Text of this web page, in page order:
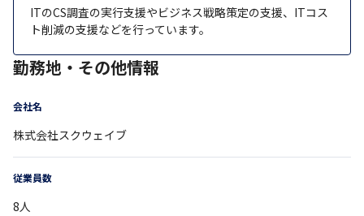
ITのCS調査の実行支援やビジネス戦略策定の支援、ITコス
ト削減の支援などを行っています。
勤務地・その他情報
会社名
株式会社スクウェイブ
従業員数
8人